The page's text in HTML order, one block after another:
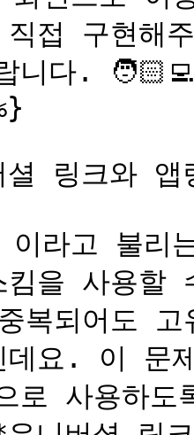
접 구현해
니다. 🧑🏻‍💻
링크와 앱
라고 불리
킴을 사용
복되어도
데요. 이 문
로 사용하